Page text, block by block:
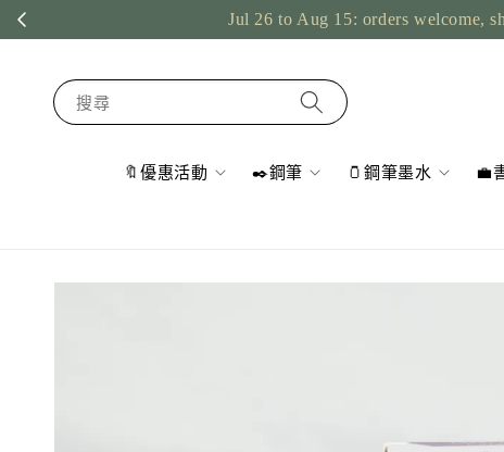
Jul 26 to Aug 15: orders welcome,
搜尋
🔖優惠活動 ✒️鋼筆 🫙鋼筆墨水 💼